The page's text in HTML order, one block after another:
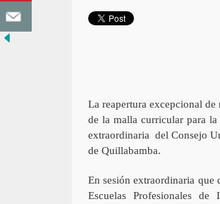
La reapertura excepcional
de la malla curricular para la
extraordinaria del Consejo
de Quillabamba.
En sesión extraordinaria que
Escuelas Profesionales